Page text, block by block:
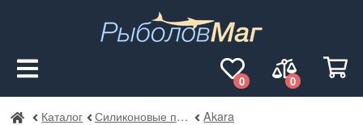
0
0
РыболовМаг
Каталог Силиконовые приманки
Akara